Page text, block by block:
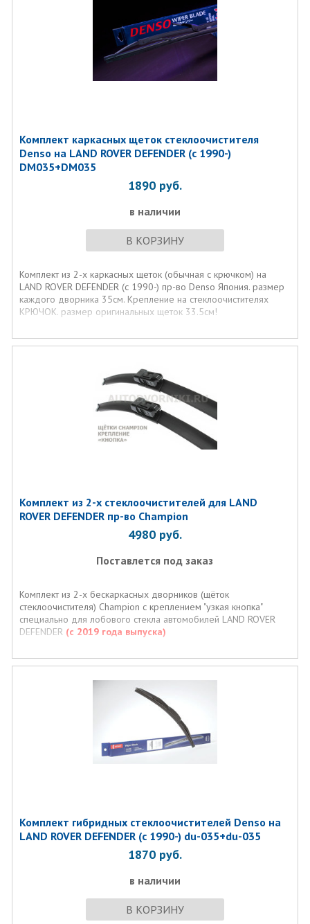
Комплект каркасных щеток стеклоочистителя
Denso на LAND ROVER DEFENDER (c 1990-)
DM035+DM035
1890 руб.
в наличии
В КОРЗИНУ
Комплект из 2-х каркасных щеток (обычная с крючком) на
LAND ROVER DEFENDER (c 1990-) пр-во Denso Япония. размер
каждого дворника 35см. Крепление на стеклоочистителях
КРЮЧОК. размер оригинальных щеток 33.5см!
Комплект из 2-х стеклоочистителей для LAND
ROVER DEFENDER пр-во Champion
4980 руб.
Поставлется под заказ
Комплект из 2-х бескаркасных дворников (щёток
стеклоочистителя) Champion с креплением "узкая кнопка"
специально для лобового стекла автомобилей LAND ROVER
DEFENDER (с 2019 года выпуска)
Комплект гибридных стеклоочистителей Denso на
LAND ROVER DEFENDER (c 1990-) du-035+du-035
1870 руб.
в наличии
В КОРЗИНУ